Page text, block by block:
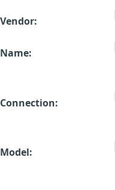
Vendor:
Name:
Connection:
Model: